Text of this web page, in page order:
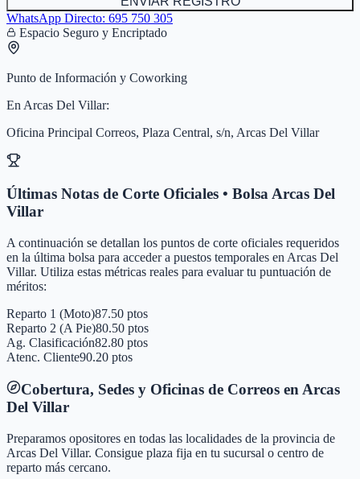
WhatsApp Directo: 695 750 305
Espacio Seguro y Encriptado
Punto de Información y Coworking
En Arcas Del Villar:
Oficina Principal Correos, Plaza Central, s/n, Arcas Del Villar
Últimas Notas de Corte Oficiales • BolsaArcas Del
Villar
A continuación se detallan los puntos de corte oficiales requeridos
en la última bolsa para acceder a puestos temporales en Arcas Del
Villar. Utiliza estas métricas reales para evaluar tu puntuación de
méritos:
Reparto 1 (Moto)87.50 ptos
Reparto 2 (A Pie)80.50 ptos
Ag. Clasificación82.80 ptos
Atenc. Cliente90.20 ptos
Cobertura, Sedes y Oficinas de Correos en Arcas
Del Villar
Preparamos opositores en todas las localidades de la provincia de
Arcas Del Villar. Consigue plaza fija en tu sucursal o centro de
reparto más cercano.